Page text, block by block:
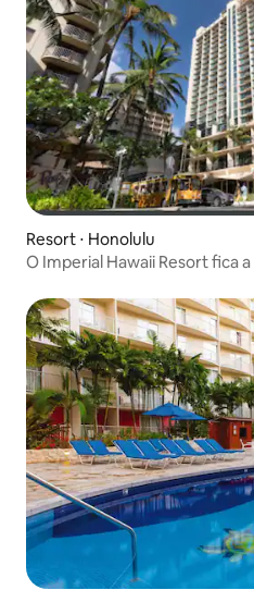
Resort ⋅ Honolulu
O Imperial Hawaii Resort fica